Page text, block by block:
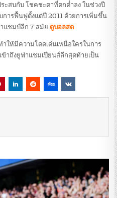
ะสบกับ โชคชะตาที่ตกต่ำลง ในช่วงปี
ารฟื้นฟูตั้งแต่ปี 2011 ด้วยการเพิ่มขึ้น
แชมป์ลีก 7 สมัย ดูบอลสด
ให้มีความโดดเด่นเหนือใครในการ
าถึงยูฟ่าแชมเปียนส์ลีกสุดท้ายเป็น